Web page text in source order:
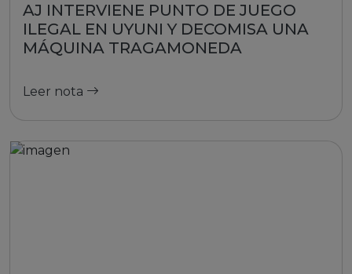
AJ INTERVIENE PUNTO DE JUEGO
ILEGAL EN UYUNI Y DECOMISA UNA
MÁQUINA TRAGAMONEDA
Leer nota